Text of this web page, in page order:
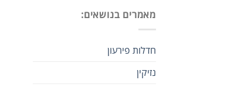
מאמרים בנושאים:
חדלות פירעון
נזיקין